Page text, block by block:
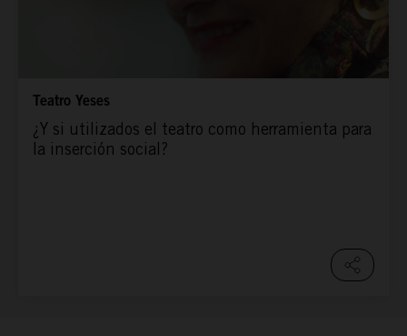
Teatro Yeses
¿Y si utilizados el teatro como herramienta para
la inserción social?